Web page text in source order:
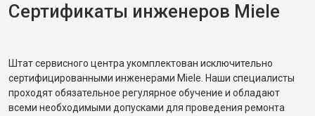
Сертификаты инженеров Miele
Штат сервисного центра укомплектован исключительно
сертифицированными инженерами Miele. Наши специалисты
проходят обязательное регулярное обучение и обладают
всеми необходимыми допусками для проведения ремонта